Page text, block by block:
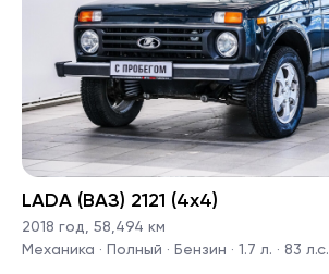
LADA (ВАЗ) 2121 (4x4)
2018 год, 58,494 км
Механика · Полный · Бензин · 1.7 л. · 83 л.с.